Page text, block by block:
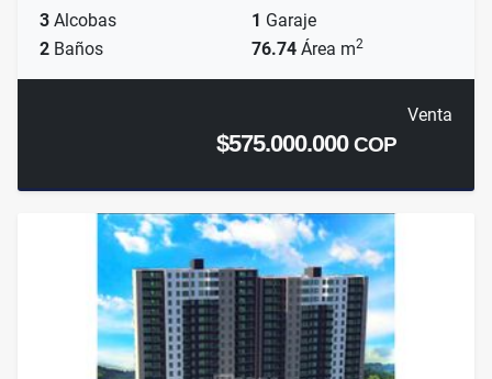
3 Alcobas 1 Garaje
2 Baños 76.74 Área m2
Venta
$575.000.000COP